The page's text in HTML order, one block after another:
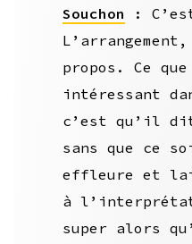
Souchon :
propos. Ce
intéressant
c’est qu’il
sans que ce
effleure et
à
super alors